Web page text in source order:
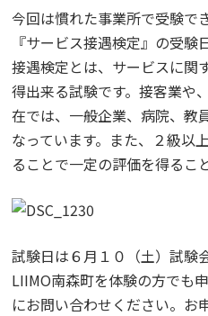
今回は慣れた事業所で受験で
『サービス接遇検定』の受
接遇検定とは、サービスに関
得出来る試験です。接客業や
在では、一般企業、病院、教
なっています。また、２級以
ることで一定の評価を得るこ
試験日は６月１０（土）試験
LIIMO南森町を体験の方でも
にお問い合わせください。お